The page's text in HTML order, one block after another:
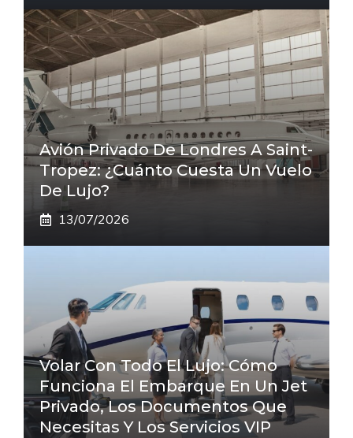
Avión Privado De Londres A Saint-
Tropez: ¿cuánto Cuesta Un Vuelo
De Lujo?
13/07/2026
Volar Con Todo El Lujo: Cómo
Funciona El Embarque En Un Jet
Privado, Los Documentos Que
Necesitas Y Los Servicios VIP